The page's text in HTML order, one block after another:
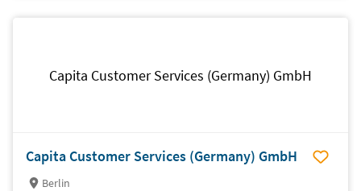
Capita Customer Services (Germany) GmbH
Capita Customer Services (Germany) GmbH
Berlin